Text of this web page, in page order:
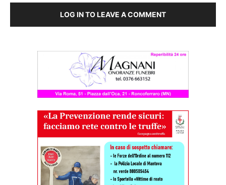
LOG IN TO LEAVE A COMMENT